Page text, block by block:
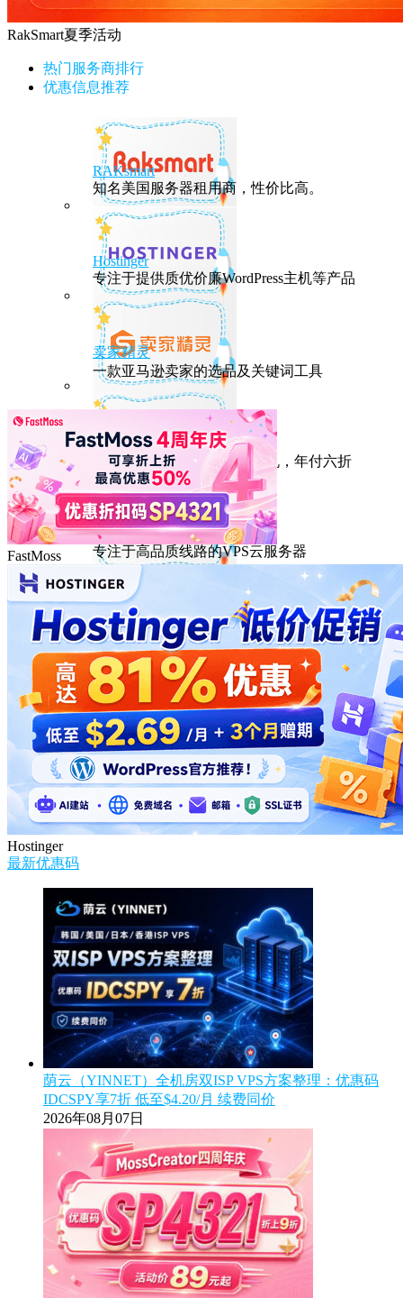
RakSmart夏季活动
热门服务商排行
优惠信息推荐
RAKsmart
知名美国服务器租用商，性价比高。
Hostinger
专注于提供质优价廉WordPress主机等产品
卖家精灵
一款亚马逊卖家的选品及关键词工具
HostEase
性能出众的高性价比美国主机，年付六折
DMIT
专注于高品质线路的VPS云服务器
FastMoss
Hostinger
最新优惠码
荫云（YINNET）全机房双ISP VPS方案整理：优惠码
IDCSPY享7折 低至$4.20/月 续费同价
2026年08月07日